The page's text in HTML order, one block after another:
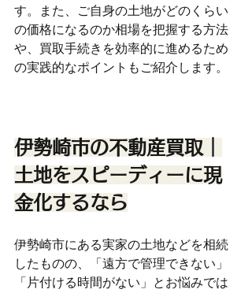
す。また、ご自身の土地がどのくらい
の価格になるのか相場を把握する方法
や、買取手続きを効率的に進めるため
の実践的なポイントもご紹介します。
伊勢崎市の不動産買取｜
土地をスピーディーに現
金化するなら
伊勢崎市にある実家の土地などを相続
したものの、「遠方で管理できない」
「片付ける時間がない」とお悩みでは